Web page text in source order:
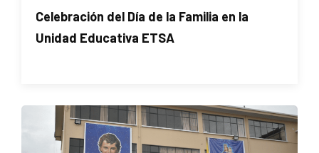
Celebración del Día de la Familia en la
Unidad Educativa ETSA